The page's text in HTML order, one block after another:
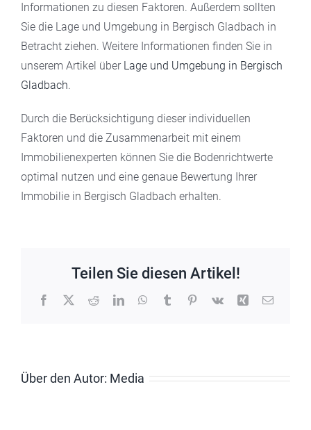
Informationen zu diesen Faktoren. Außerdem sollten
Sie die Lage und Umgebung in Bergisch Gladbach in
Betracht ziehen. Weitere Informationen finden Sie in
unserem Artikel über Lage und Umgebung in Bergisch
Gladbach.
Durch die Berücksichtigung dieser individuellen
Faktoren und die Zusammenarbeit mit einem
Immobilienexperten können Sie die Bodenrichtwerte
optimal nutzen und eine genaue Bewertung Ihrer
Immobilie in Bergisch Gladbach erhalten.
Teilen Sie diesen Artikel!
Facebook
X RedditLinkedInWhatsApp
TumblrPinterest
Vk Xing E-
Über den Autor: Media